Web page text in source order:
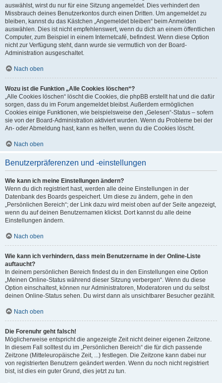
auswählst, wirst du nur für eine Sitzung angemeldet. Dies verhindert den
Missbrauch deines Benutzerkontos durch einen Dritten. Um angemeldet zu
bleiben, kannst du das Kästchen „Angemeldet bleiben“ beim Anmelden
auswählen. Dies ist nicht empfehlenswert, wenn du dich an einem öffentlichen
Computer, zum Beispiel in einem Internetcafé, befindest. Wenn diese Option
nicht zur Verfügung steht, dann wurde sie vermutlich von der Board-
Administration ausgeschaltet.
Nach oben
Wozu ist die Funktion „Alle Cookies löschen“?
„Alle Cookies löschen“ löscht die Cookies, die phpBB erstellt hat und die dafür
sorgen, dass du im Forum angemeldet bleibst. Außerdem ermöglichen
Cookies einige Funktionen, wie beispielsweise den „Gelesen“-Status – sofern
sie von der Board-Administration aktiviert wurden. Wenn du Probleme bei der
An- oder Abmeldung hast, kann es helfen, wenn du die Cookies löscht.
Nach oben
Benutzerpräferenzen und -einstellungen
Wie kann ich meine Einstellungen ändern?
Wenn du dich registriert hast, werden alle deine Einstellungen in der
Datenbank des Boards gespeichert. Um diese zu ändern, gehe in den
„Persönlichen Bereich“; der Link dazu wird meist oben auf der Seite angezeigt,
wenn du auf deinen Benutzernamen klickst. Dort kannst du alle deine
Einstellungen ändern.
Nach oben
Wie kann ich verhindern, dass mein Benutzername in der Online-Liste
auftaucht?
In deinem persönlichen Bereich findest du in den Einstellungen eine Option
„Meinen Online-Status während dieser Sitzung verbergen“. Wenn du diese
Option einschaltest, können nur Administratoren, Moderatoren und du selbst
deinen Online-Status sehen. Du wirst dann als unsichtbarer Besucher gezählt.
Nach oben
Die Forenuhr geht falsch!
Möglicherweise entspricht die angezeigte Zeit nicht deiner eigenen Zeitzone.
In diesem Fall solltest du im „Persönlichen Bereich“ die für dich passende
Zeitzone (Mitteleuropäische Zeit, ...) festlegen. Die Zeitzone kann dabei nur
von registrierten Benutzern geändert werden. Wenn du noch nicht registriert
bist, ist dies ein guter Grund, dies jetzt zu tun.